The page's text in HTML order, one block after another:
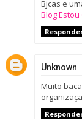
Bjcas e
Blog
Unknown
Muito